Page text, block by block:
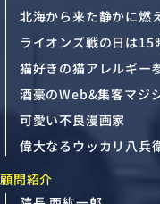
北海から来た静かに燃
ライオンズ戦の日は15
猫好きの猫アレルギー
酒豪のWeb&集客マジ
可愛い不良漫画家
偉大なるウッカリ八兵
顧問紹介